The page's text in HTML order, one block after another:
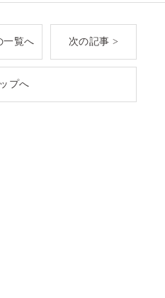
一覧へ 次の記事 >
プへ